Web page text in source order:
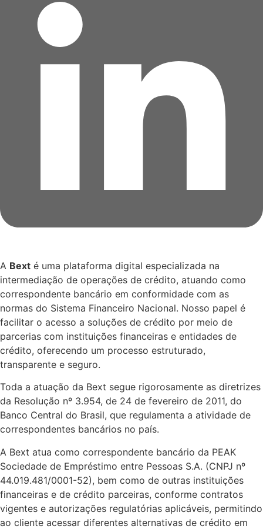
A Bext é uma plataforma digital especializada na
intermediação de operações de crédito, atuando como
correspondente bancário em conformidade com as
normas do Sistema Financeiro Nacional. Nosso papel é
facilitar o acesso a soluções de crédito por meio de
parcerias com instituições financeiras e entidades de
crédito, oferecendo um processo estruturado,
transparente e seguro.
Toda a atuação da Bext segue rigorosamente as diretrizes
da Resolução nº 3.954, de 24 de fevereiro de 2011, do
Banco Central do Brasil, que regulamenta a atividade de
correspondentes bancários no país.
A Bext atua como correspondente bancário da PEAK
Sociedade de Empréstimo entre Pessoas S.A. (CNPJ nº
44.019.481/0001-52), bem como de outras instituições
financeiras e de crédito parceiras, conforme contratos
vigentes e autorizações regulatórias aplicáveis, permitindo
ao cliente acessar diferentes alternativas de crédito em